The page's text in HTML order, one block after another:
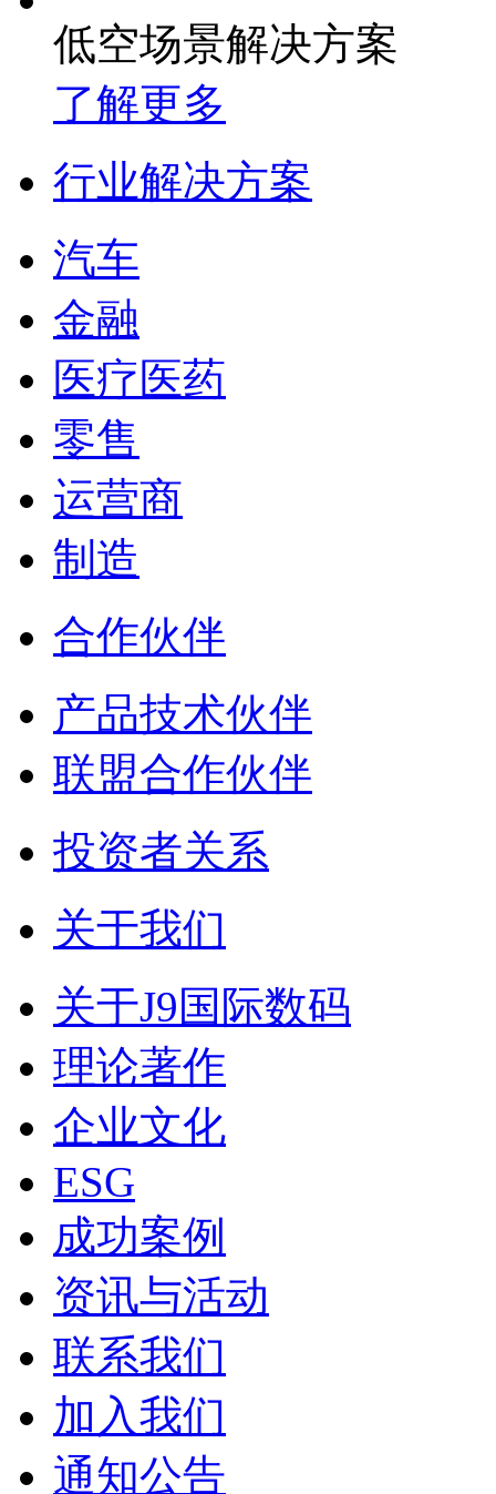
低空场景解决方案
了解更多
行业解决方案
汽车
金融
医疗医药
零售
运营商
制造
合作伙伴
产品技术伙伴
联盟合作伙伴
投资者关系
关于我们
关于J9国际数码
理论著作
企业文化
ESG
成功案例
资讯与活动
联系我们
加入我们
通知公告